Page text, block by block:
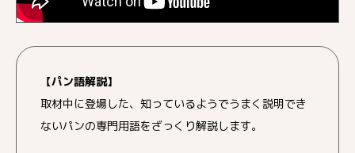
【パン語解説】
取材中に登場した、知っているようでうまく説明でき
ないパンの専門用語をざっくり解説します。